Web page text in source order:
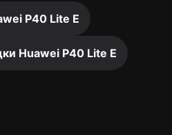
P40 Lite E
Huawei P40 Lite E